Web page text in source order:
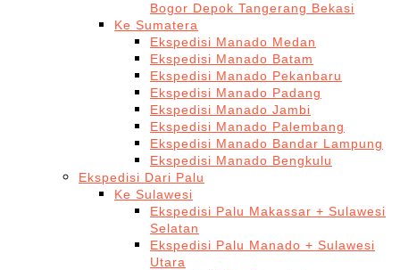
Bogor Depok Tangerang Bekasi
Ke Sumatera
Ekspedisi Manado Medan
Ekspedisi Manado Batam
Ekspedisi Manado Pekanbaru
Ekspedisi Manado Padang
Ekspedisi Manado Jambi
Ekspedisi Manado Palembang
Ekspedisi Manado Bandar Lampung
Ekspedisi Manado Bengkulu
Ekspedisi Dari Palu
Ke Sulawesi
Ekspedisi Palu Makassar + Sulawesi
Selatan
Ekspedisi Palu Manado + Sulawesi
Utara